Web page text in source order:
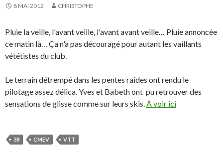
8 MAI 2012 CHRISTOPHE
Pluie la veille, l'avant veille, l'avant avant veille… Pluie annoncée
ce matin là… Ça n'a pas découragé pour autant les vaillants
vététistes du club.
Le terrain détrempé dans les pentes raides ont rendu le
pilotage assez délica. Yves et Babeth ont pu retrouver des
sensations de glisse comme sur leurs skis.À voir ici
38 CMEV VTT